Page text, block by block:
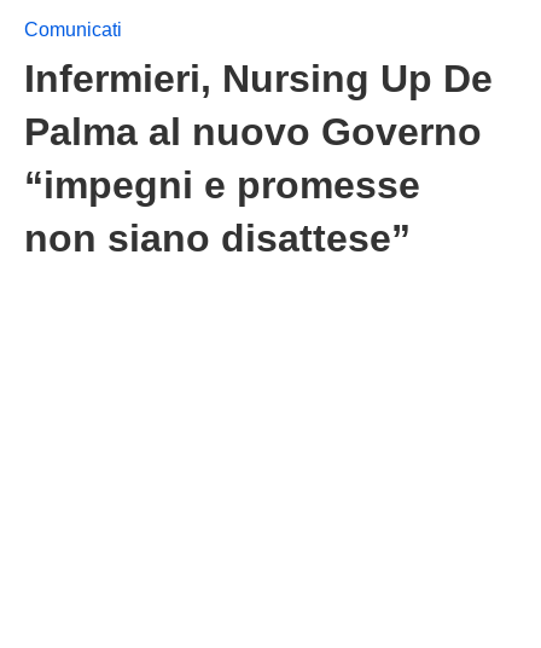
Comunicati
Infermieri, Nursing Up De
Palma al nuovo Governo
“impegni e promesse
non siano disattese”